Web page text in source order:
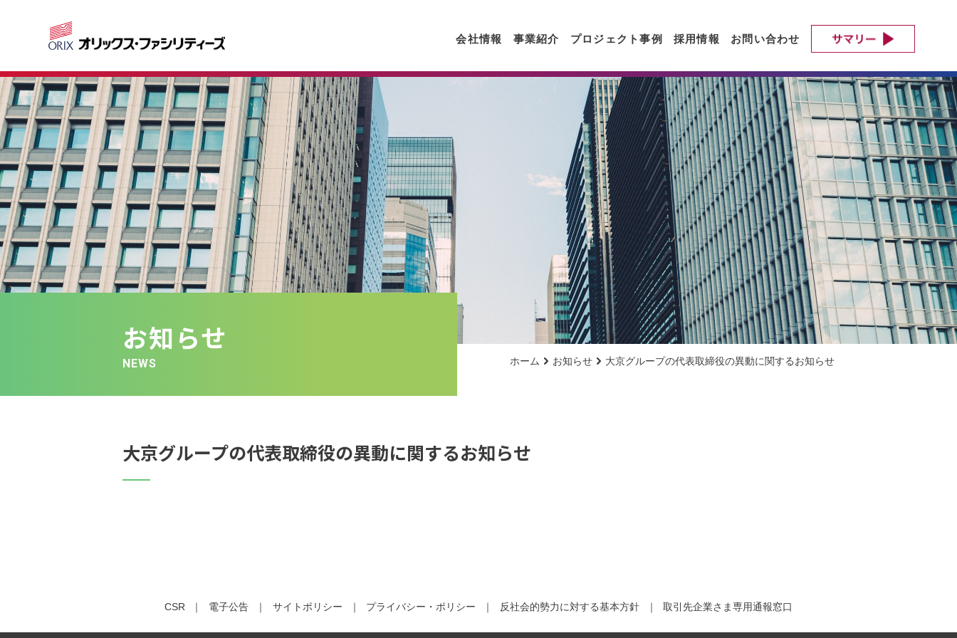
会社情報 事業紹介 プロジェクト事例 採用情報 お問い合わせ
お知らせ
NEWS ホーム お知らせ 大京グループの代表取締役の異動に関するお知らせ
大京グループの代表取締役の異動に関するお知らせ
CSR 電子公告 サイトポリシー プライバシー・ポリシー 反社会的勢力に対する基本方針 取引先企業さま専用通報窓口